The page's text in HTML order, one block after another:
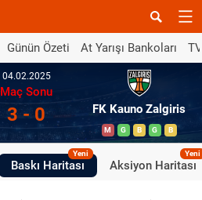
Günün Özeti At Yarışı Bankoları
04.02.2025
Maç Sonu
3 - 0 FK Kauno Zalgiris
M G B G B
Baskı Haritası
Yeni
Aksiyon Haritası
Yeni